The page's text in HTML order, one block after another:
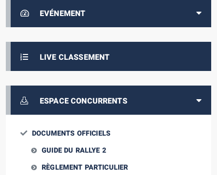
EVÉNEMENT
LIVE CLASSEMENT
ESPACE CONCURRENTS
DOCUMENTS OFFICIELS
GUIDE DU RALLYE 2
RÈGLEMENT PARTICULIER